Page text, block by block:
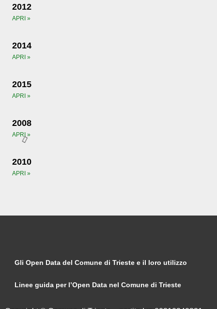
2012
APRI »
2014
APRI »
2015
APRI »
2008
APRI »
2010
APRI »
Gli Open Data del Comune di Trieste e il loro utilizzo
Linee guida per l’Open Data nel Comune di Trieste